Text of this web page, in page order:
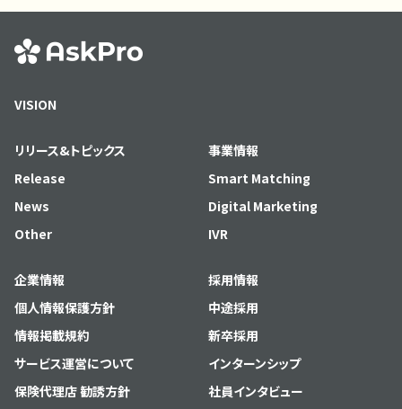
VISION
リリース&トピックス
Release
News
Other
事業情報
Smart Matching
Digital Marketing
IVR
企業情報
個人情報保護方針
情報掲載規約
サービス運営について
保険代理店 勧誘方針
採用情報
中途採用
新卒採用
インターンシップ
社員インタビュー